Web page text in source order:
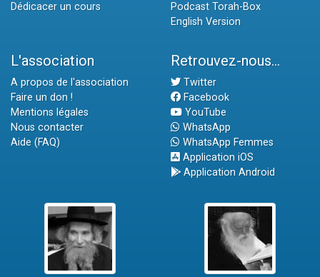
Dédicacer un cours
Podcast Torah-Box
English Version
L'association
A propos de l'association
Faire un don !
Mentions légales
Nous contacter
Aide (FAQ)
Retrouvez-nous...
Twitter
Facebook
YouTube
WhatsApp
WhatsApp Femmes
Application iOS
Application Android